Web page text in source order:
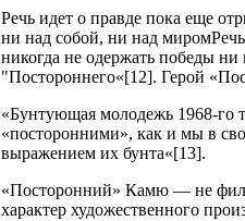
Речь идет о правде пока еще
ни над собой, ни над миромРечь
никогда не одержать победы
"Постороннего«[12]. Герой
«Бунтующая молодежь 1968-го
«посторонними», как и мы в
выражением их бунта«[13].
«Посторонний» Камю — не
характер художественного